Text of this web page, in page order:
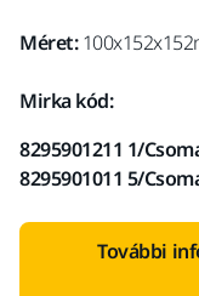
Méret:
Mirka kód:
8295901211 1/
8295901011 5/
További